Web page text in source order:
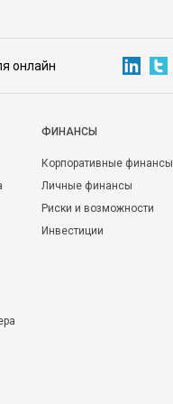
онлайн
ФИНАНСЫ
Корпоративные финансы
Личные финансы
Риски и возможности
Инвестиции